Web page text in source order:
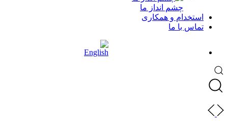
چشم انداز ما
استخدام و همکاری
تماس با ما